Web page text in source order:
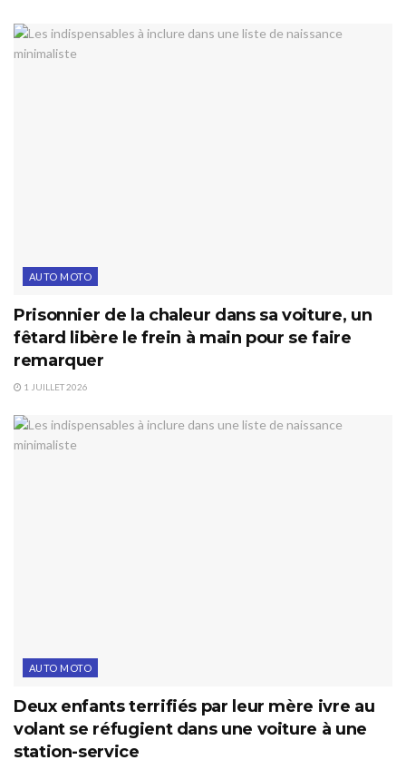
AUTO MOTO
Prisonnier de la chaleur dans sa voiture, un
fêtard libère le frein à main pour se faire
remarquer
1 JUILLET 2026
AUTO MOTO
Deux enfants terrifiés par leur mère ivre au
volant se réfugient dans une voiture à une
station-service